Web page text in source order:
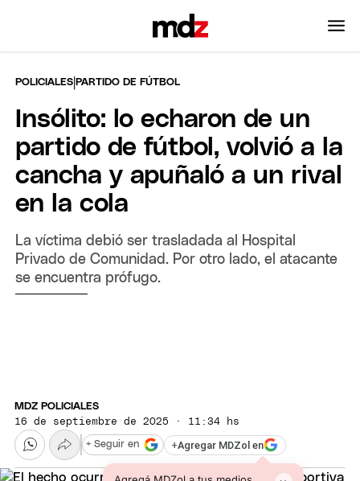
POLICIALES |PARTIDO DE FÚTBOL
Insólito: lo echaron de un
partido de fútbol, volvió a la
cancha y apuñaló a un rival
en la cola
La víctima debió ser trasladada al Hospital
Privado de Comunidad. Por otro lado, el atacante
se encuentra prófugo.
MDZ POLICIALES
16 de septiembre de 2025 · 11:34 hs
+Agregar MDZol en
+ Seguir en